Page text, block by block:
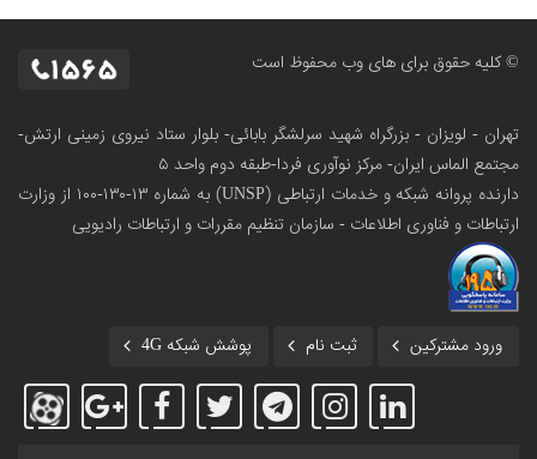
© کلیه حقوق برای های وب محفوظ است
تهران - لویزان - بزرگراه شهید سرلشگر بابائی- بلوار ستاد نیروی زمینی ارتش-
مجتمع الماس ایران- مرکز نوآوری فردا-طبقه دوم واحد ۵
دارنده پروانه شبکه و خدمات ارتباطی (UNSP) به شماره ۱۳-۱۳۰-۱۰۰
از وزارت
ارتباطات و فناوری اطلاعات - سازمان تنظیم مقررات و ارتباطات رادیویی
ورود مشترکین ثبت نام پوشش شبکه 4G